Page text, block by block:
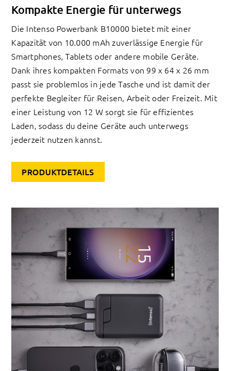
Kompakte Energie für unterwegs
Die Intenso Powerbank B10000 bietet mit einer
Kapazität von 10.000 mAh zuverlässige Energie für
Smartphones, Tablets oder andere mobile Geräte.
Dank ihres kompakten Formats von 99 x 64 x 26 mm
passt sie problemlos in jede Tasche und ist damit der
perfekte Begleiter für Reisen, Arbeit oder Freizeit. Mit
einer Leistung von 12 W sorgt sie für effizientes
Laden, sodass du deine Geräte auch unterwegs
jederzeit nutzen kannst.
PRODUKTDETAILS